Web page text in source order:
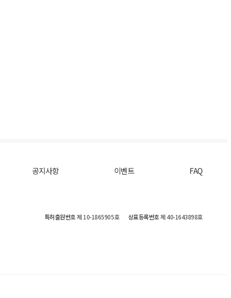
공지사항 이벤트 FAQ
특허출원번호제 10-1865905호 상표등록번호제 40-1643898호